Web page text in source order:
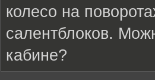
колесо на
салентблоков.
кабине?